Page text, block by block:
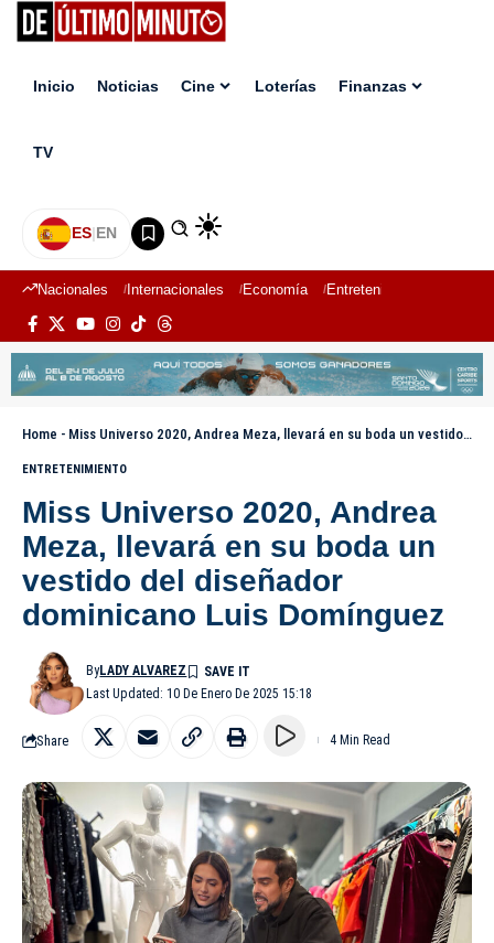
Inicio Noticias Cine Loterías Finanzas
TV
ES|EN
Nacionales Internacionales Economía Entretenimiento
Home - Miss Universo 2020, Andrea Meza, llevará en su boda un vestido del diseñador dominicano Luis Domínguez
ENTRETENIMIENTO
Miss Universo 2020, Andrea
Meza, llevará en su boda un
vestido del diseñador
dominicano Luis Domínguez
Last Updated: 10 De Enero De 2025 15:18
ByLADY ALVAREZ
Share 4 Min Read